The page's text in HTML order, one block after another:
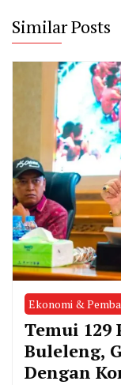
Similar Posts
Ekonomi &
Temui 129
Buleleng,
Dengan